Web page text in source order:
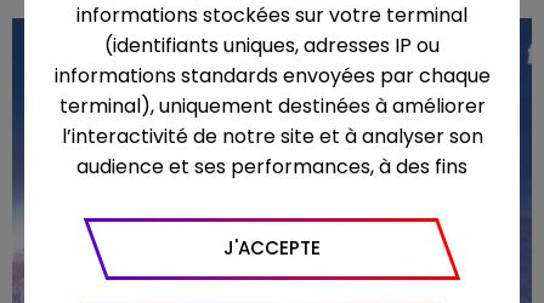
informations stockées sur votre terminal
(identifiants uniques, adresses IP ou
informations standards envoyées par chaque
terminal), uniquement destinées à améliorer
l’interactivité de notre site et à analyser son
audience et ses performances, à des fins
Google Analytics pour générer des rapports
sur le trafic (nombre de visites, temps passé
sur le site, nombre de pages vues en moyenne,
J'ACCEPTE